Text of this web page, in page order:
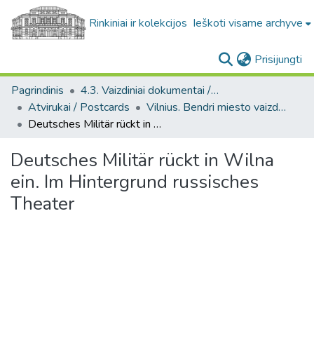
Rinkiniai ir kolekcijos Ieškoti visame archyve
Prisijungti
Pagrindinis
4.3. Vaizdiniai dokumentai / Visual documents
Atvirukai / Postcards
Vilnius. Bendri miesto vaizdai : miesto ir jo apylinkių fotografinių atvirukų rinkinys
Deutsches Militär rückt in Wilna ein. Im Hintergrund russisches Theater
Deutsches Militär rückt in Wilna
ein. Im Hintergrund russisches
Theater